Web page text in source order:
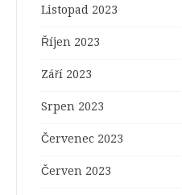
Listopad 2023
Říjen 2023
Září 2023
Srpen 2023
Červenec 2023
Červen 2023